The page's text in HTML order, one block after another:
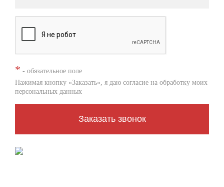
* - обязательное поле
Нажимая кнопку «Заказать», я даю согласие на обработку моих
персональных данных
Заказать звонок